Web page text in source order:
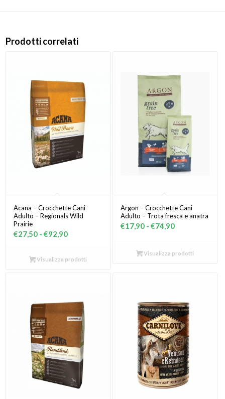
Prodotti correlati
Acana – Crocchette Cani
Adulto – Regionals Wild
Prairie
€27,50 - €92,90Fascia
prezzo:
€92,90
Visualizza prodotti
Argon – Crocchette Cani
Adulto – Trota fresca e anatra
€17,90 - €74,90Fascia
prezzo:
Visualizza prodotti